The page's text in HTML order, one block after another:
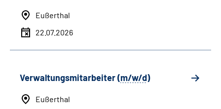
Eußerthal
22.07.2026
Verwaltungsmitarbeiter (m/w/d)
Eußerthal